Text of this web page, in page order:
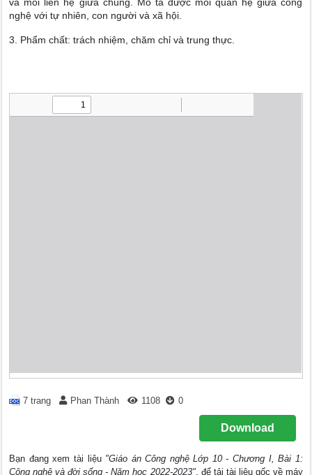
nghệ với tự nhiên, con người và xã hội.
3. Phẩm chất: trách nhiệm, chăm chỉ và trung thực.
7 trang Phan Thành 1108 0
Download
Bạn đang xem tài liệu "Giáo án Công nghệ Lớp 10 - Chương I, Bài 1:
Công nghệ và đời sống - Năm học 2022-2023", để tải tài liệu gốc về máy